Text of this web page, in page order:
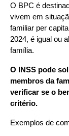
O BPC é
vivem em
familiar per
2024, é igual ou
família.
O INSS pode
membros da
verificar se o
critério.
Exemplos de